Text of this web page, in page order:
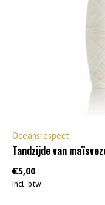
Oceansrespect
Tandzijde van
€5,00
Incl. btw